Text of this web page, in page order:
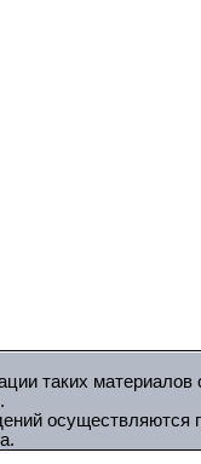
таких материалов
осуществляются